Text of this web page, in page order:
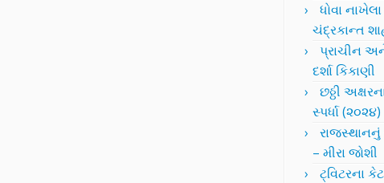
ધોવા
ચંદ્રકાન્ત
પ્રાચીન
દર્શા કિકાણી
છઠ્ઠી
સ્પર્ધા (૨૦૨૪)
– મીરા જોશી
ટ્વિટરના